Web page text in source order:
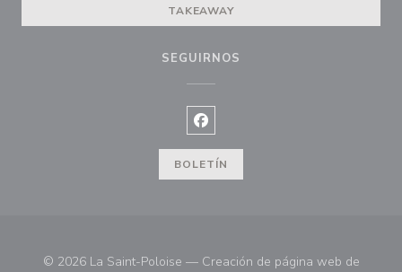
TAKEAWAY
SEGUIRNOS
Facebook ((abre en una nueva
BOLETÍN
© 2026 La Saint-Poloise — Creación de página web de